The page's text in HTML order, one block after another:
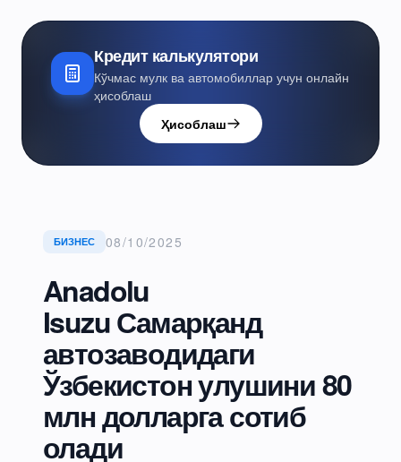
Кредит калькулятори
Кўчмас мулк ва автомобиллар учун онлайн
ҳисоблаш
Ҳисоблаш
БИЗНЕС 08/10/2025
Anadolu
Isuzu Самарқанд
автозаводидаги
Ўзбекистон улушини 80
млн долларга сотиб
олади